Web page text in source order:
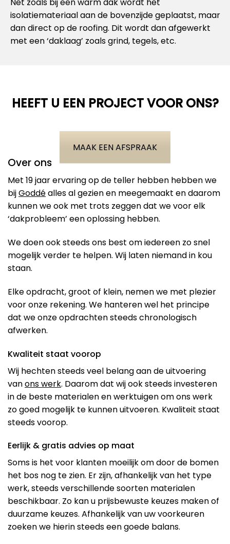
isolatiemateriaal aan de bovenzijde geplaatst, maar
dan direct op de roofing. Dit wordt dan afgewerkt
met een ‘daklaag’ zoals grind, tegels, etc.
HEEFT U EEN PROJECT VOOR ONS?
MAAK EEN AFSPRAAK
Over ons
Met 19 jaar ervaring op de teller hebben hebben we
bijGoddéalles al gezien en meegemaakt en daarom
kunnen we ook met trots zeggen dat we voor elk
‘dakprobleem’ een oplossing hebben.
We doen ook steeds ons best om iedereen zo snel
mogelijk verder te helpen. Wij laten niemand in kou
staan.
Elke opdracht, groot of klein, nemen we met plezier
voor onze rekening. We hanteren wel het principe
dat we onze opdrachten steeds chronologisch
afwerken.
Kwaliteit staat voorop
Wij hechten steeds veel belang aan de uitvoering
vanons werk. Daarom dat wij ook steeds investeren
in de beste materialen en werktuigen om ons werk
zo goed mogelijk te kunnen uitvoeren. Kwaliteit staat
steeds voorop.
Eerlijk & gratis advies op maat
Soms is het voor klanten moeilijk om door de bomen
het bos nog te zien. Er zijn, afhankelijk van het type
werk, steeds verschillende soorten materialen
beschikbaar. Zo kan u prijsbewuste keuzes maken of
duurzame keuzes. Afhankelijk van uw voorkeuren
zoeken we hierin steeds een goede balans.